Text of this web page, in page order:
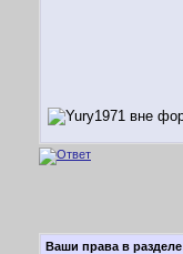
Ваши права в разделе